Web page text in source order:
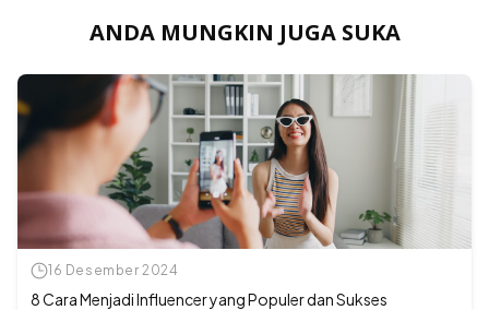
ANDA MUNGKIN JUGA SUKA
16 Desember 2024
8 Cara Menjadi Influencer yang Populer dan Sukses